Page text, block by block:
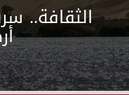
الثقافة..